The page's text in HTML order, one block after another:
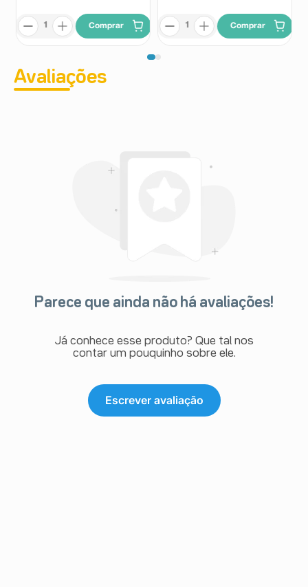
Comprar Comprar
Avaliações
Parece que ainda não há avaliações!
Já conhece esse produto? Que tal nos
contar um pouquinho sobre ele.
Escrever avaliação